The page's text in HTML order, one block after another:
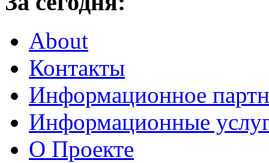
About
Контакты
Информационное
Информационные
О Проекте